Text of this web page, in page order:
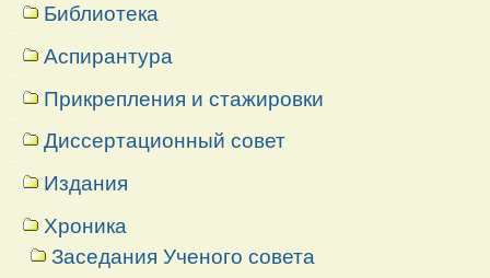
Библиотека
Аспирантура
Прикрепления и стажировки
Диссертационный совет
Издания
Хроника
Заседания Ученого совета